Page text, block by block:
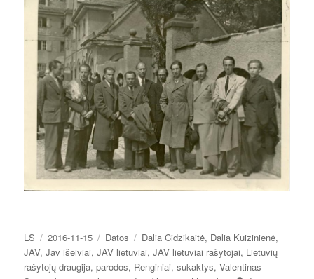
Autorius
LS Paskelbta
2016-11-15 Kategorijos
Datos Žymos
Dalia Cidzikaitė, Dalia Kuizinienė,
JAV,Jav išeiviai,JAV lietuviai,JAV lietuviai rašytojai, Lietuvių
rašytojų draugija,parodos, Renginiai,sukaktys,Valentinas